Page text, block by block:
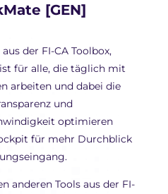
[GEN]
der FI-CA Toolbox,
für alle, die täglich mit
arbeiten und dabei die
und
optimieren
für mehr Durchblick
anderen Tools aus der FI-